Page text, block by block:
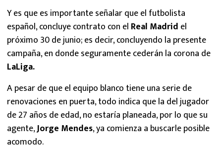
Y es que es importante señalar que el futbolista
español, concluye contrato con el Real Madrid el
próximo 30 de junio; es decir, concluyendo la presente
campaña, en donde seguramente cederán la corona de
LaLiga.
A pesar de que el equipo blanco tiene una serie de
renovaciones en puerta, todo indica que la del jugador
de 27 años de edad, no estaría planeada, por lo que su
agente,Jorge Mendes, ya comienza a buscarle posible
acomodo.